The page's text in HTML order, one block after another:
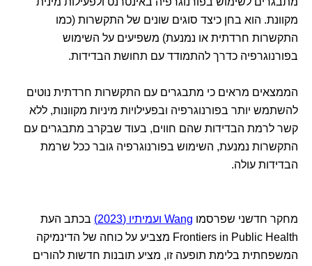
מקוונת. הוא בחן כיצד סוגים שונים של התקשרות (כמו
התקשרות חרדתית או נמנעת) משפיעים על השימוש
בפורנוגרפיה כדרך להתמודד עם תחושת הבדידות.
הממצאים מראים כי מתבגרים עם התקשרות חרדתית נוטים
להשתמש יותר בפורנוגרפיה ובפעילויות מיניות מקוונות, ללא
קשר לרמת הבדידות שהם חווים, בעוד שבקרב מתבגרים עם
התקשרות נמנעת, השימוש בפורנוגרפיה גובר ככל שרמת
הבדידות עולה.
מחקר חדשני שפרסמו Wang ועמיתיו (2023)
בכתב העת
Frontiers in Public Health מצביע על כוחה של הדינמיקה
המשפחתית בלימת תופעה זו, מציע תובנות חדשות להורים